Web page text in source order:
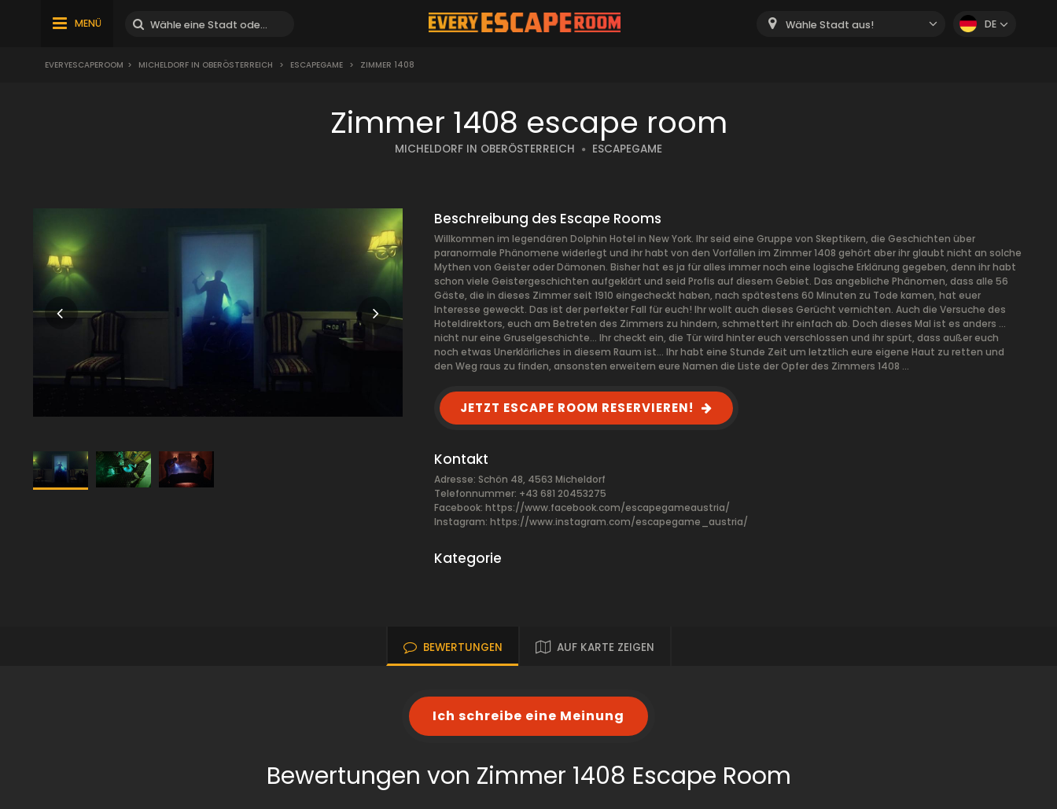
MENÜ Wähle Stadt aus! DE
EVERYESCAPEROOM > MICHELDORF IN OBERÖSTERREICH > ESCAPEGAME > ZIMMER 1408
Zimmer 1408 escape room
MICHELDORF IN OBERÖSTERREICH ESCAPEGAME
Beschreibung des Escape Rooms
Willkommen im legendären Dolphin Hotel in New York. Ihr seid eine Gruppe von Skeptikern, die Geschichten über
paranormale Phänomene widerlegt und ihr habt von den Vorfällen im Zimmer 1408 gehört aber ihr glaubt nicht an solche
Mythen von Geister oder Dämonen. Bisher hat es ja für alles immer noch eine logische Erklärung gegeben, denn ihr habt
schon viele Geistergeschichten aufgeklärt und seid Profis auf diesem Gebiet. Das angebliche Phänomen, dass alle 56
Gäste, die in dieses Zimmer seit 1910 eingecheckt haben, nach spätestens 60 Minuten zu Tode kamen, hat euer
Interesse geweckt. Das ist der perfekter Fall für euch! Ihr wollt auch dieses Gerücht vernichten. Auch die Versuche des
Hoteldirektors, euch am Betreten des Zimmers zu hindern, schmettert ihr einfach ab. Doch dieses Mal ist es anders …
nicht nur eine Gruselgeschichte… Ihr checkt ein, die Tür wird hinter euch verschlossen und ihr spürt, dass außer euch
noch etwas Unerklärliches in diesem Raum ist… Ihr habt eine Stunde Zeit um letztlich eure eigene Haut zu retten und
den Weg raus zu finden, ansonsten erweitern eure Namen die Liste der Opfer des Zimmers 1408 …
JETZT ESCAPE ROOM RESERVIEREN!
Kontakt
Adresse: Schön 48, 4563 Micheldorf
Telefonnummer: +43 681 20453275
Facebook: https://www.facebook.com/escapegameaustria/
Instagram: https://www.instagram.com/escapegame_austria/
Kategorie
BEWERTUNGEN AUF KARTE ZEIGEN
Ich schreibe eine Meinung
Bewertungen von Zimmer 1408 Escape Room